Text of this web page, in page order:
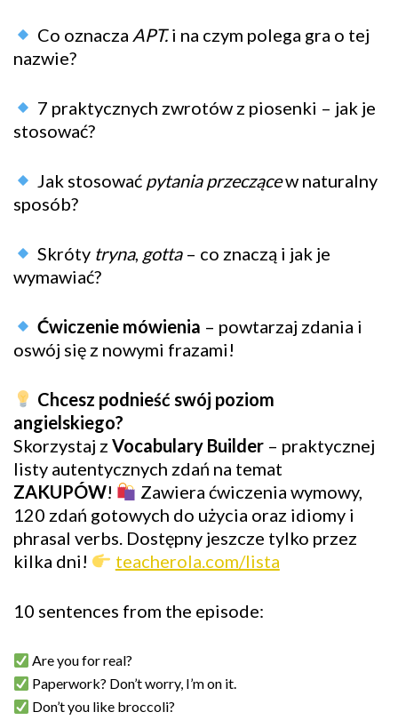
Co oznacza APT.i na czym polega gra o tej
nazwie?
7 praktycznych zwrotów z piosenki – jak je
stosować?
Jak stosować pytania przeczącew naturalny
sposób?
Skróty tryna, gotta– co znaczą i jak je
wymawiać?
Ćwiczenie mówienia – powtarzaj zdania i
oswój się z nowymi frazami!
Chcesz podnieść swój poziom
angielskiego?
Skorzystaj z Vocabulary Builder – praktycznej
listy autentycznych zdań na temat
ZAKUPÓW!
Zawiera ćwiczenia wymowy,
120 zdań gotowych do użycia oraz idiomy i
phrasal verbs. Dostępny jeszcze tylko przez
kilka dni!
teacherola.com/lista
10 sentences from the episode:
Are you for real?
Paperwork? Don’t worry, I’m on it.
Don’t you like broccoli?